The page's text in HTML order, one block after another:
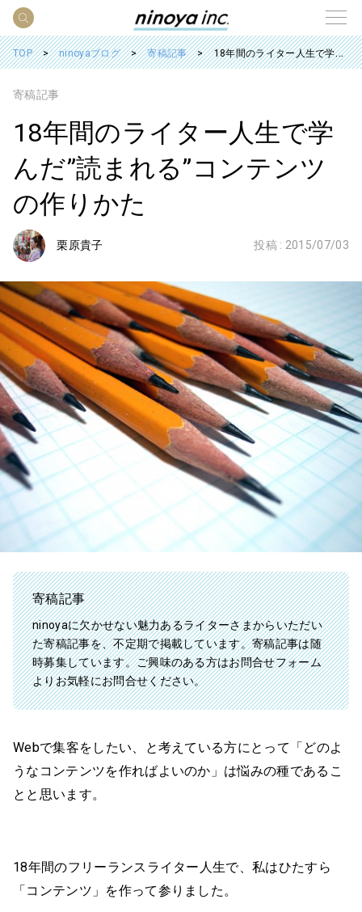
TOP ninoyaブログ 寄稿記事 18年間のライター人生で学んだ”読まれる”コンテンツの作りかた
寄稿記事
18年間のライター人生で学
んだ”読まれる”コンテンツ
の作りかた
栗原貴子 投稿 : 2015/07/03
寄稿記事
ninoyaに欠かせない魅力あるライターさまからいただい
た寄稿記事を、不定期で掲載しています。寄稿記事は随
時募集しています。ご興味のある方はお問合せフォーム
よりお気軽にお問合せください。
Webで集客をしたい、と考えている方にとって「どのよ
うなコンテンツを作ればよいのか」は悩みの種であるこ
とと思います。
18年間のフリーランスライター人生で、私はひたすら
「コンテンツ」を作って参りました。